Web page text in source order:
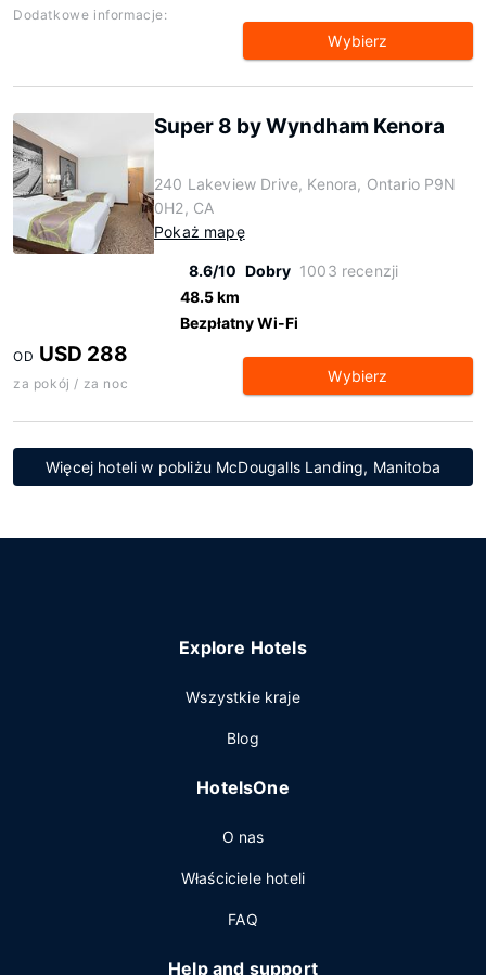
Dodatkowe informacje:
Wybierz
Super 8 by Wyndham Kenora
240 Lakeview Drive, Kenora, Ontario P9N
0H2, CA
Pokaż mapę
8.6/10 Dobry 1003 recenzji
48.5 km
Bezpłatny Wi-Fi
OD USD 288
za pokój / za noc Wybierz
Więcej hoteli w pobliżu McDougalls Landing, Manitoba
Explore Hotels
Wszystkie kraje
Blog
HotelsOne
O nas
Właściciele hoteli
FAQ
Help and support